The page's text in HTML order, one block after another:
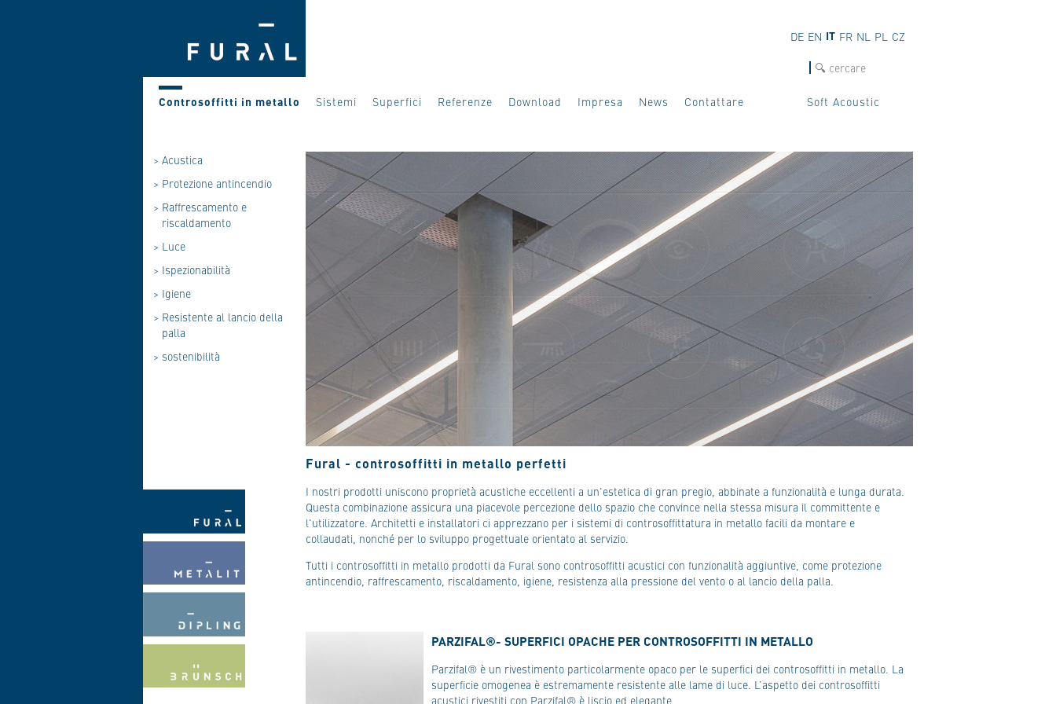
Controsoffitti in metallo Sistemi Superfici Referenze Download Impresa News Contattare Soft Acoustic
DE EN IT FR NL PL CZ
> Acustica
> Protezione antincendio
> Raffrescamento e
riscaldamento
> Luce
> Ispezionabilità
> Igiene
> Resistente al lancio della
palla
> sostenibilità
Fural - controsoffitti in metallo perfetti
I nostri prodotti uniscono proprietà acustiche eccellenti a un'estetica di gran pregio, abbinate a funzionalità e lunga durata.
Questa combinazione assicura una piacevole percezione dello spazio che convince nella stessa misura il committente e
l'utilizzatore. Architetti e installatori ci apprezzano per i sistemi di controsoffittatura in metallo facili da montare e
collaudati, nonché per lo sviluppo progettuale orientato al servizio.
Tutti i controsoffitti in metallo prodotti da Fural sono controsoffitti acustici con funzionalità aggiuntive, come protezione
antincendio, raffrescamento, riscaldamento, igiene, resistenza alla pressione del vento o al lancio della palla.
PARZIFAL®- SUPERFICI OPACHE PER CONTROSOFFITTI IN METALLO
Parzifal® è un rivestimento particolarmente opaco per le superfici dei controsoffitti in metallo. La
superficie omogenea è estremamente resistente alle lame di luce. L’aspetto dei controsoffitti
acustici rivestiti con Parzifal® è liscio ed elegante.